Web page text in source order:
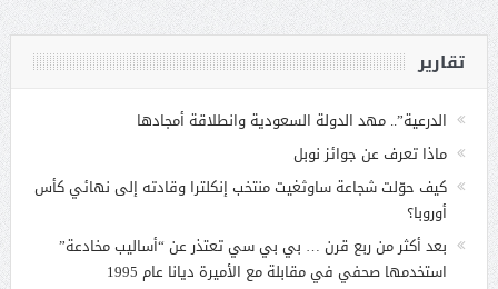
تقارير
الدرعية”.. مهد الدولة السعودية وانطلاقة أمجادها
ماذا تعرف عن جوائز نوبل
كيف حوّلت شجاعة ساوثغيت منتخب إنكلترا وقادته إلى نهائي كأس
أوروبا؟
بعد أكثر من ربع قرن … بي بي سي تعتذر عن “أساليب مخادعة”
استخدمها صحفي في مقابلة مع الأميرة ديانا عام 1995